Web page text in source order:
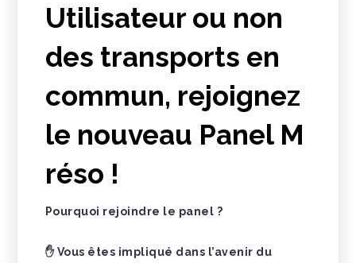
Utilisateur ou non
des transports en
commun, rejoignez
le nouveau Panel M
réso !
Pourquoi rejoindre le panel ?
✋ Vous êtes impliqué dans l’avenir du